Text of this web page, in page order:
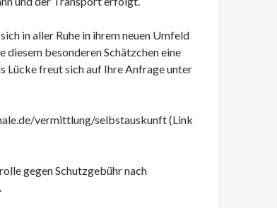
in aller Ruhe in ihrem neuen Umfeld
besonderen Schätzchen eine
Lücke freut sich auf Ihre Anfrage unter
vermittlung/selbstauskunft (Link
gegen Schutzgebühr nach